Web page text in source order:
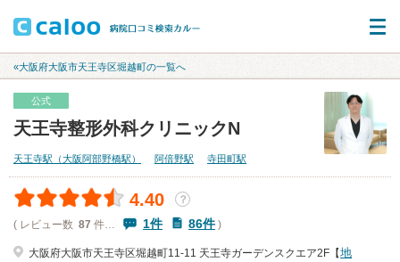
«大阪府大阪市天王寺区堀越町の一覧へ
公式
天王寺整形外科クリニックN
天王寺駅（大阪阿部野橋駅） 阿倍野駅 寺田町駅
4.40
？
( レビュー数 87 件… 1件 86件)
大阪府大阪市天王寺区堀越町11-11 天王寺ガーデンスクエア2F【地